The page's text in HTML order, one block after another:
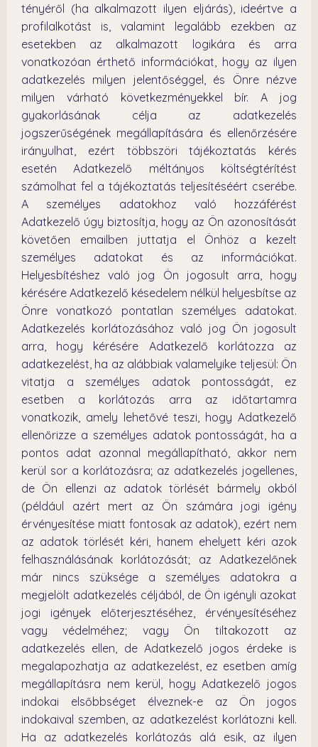
tényéről (ha alkalmazott ilyen eljárás), ideértve a
profilalkotást is, valamint legalább ezekben az
esetekben az alkalmazott logikára és arra
vonatkozóan érthető információkat, hogy az ilyen
adatkezelés milyen jelentőséggel, és Önre nézve
milyen várható következményekkel bír. A jog
gyakorlásának célja az adatkezelés
jogszerűségének megállapítására és ellenőrzésére
irányulhat, ezért többszöri tájékoztatás kérés
esetén Adatkezelő méltányos költségtérítést
számolhat fel a tájékoztatás teljesítéséért cserébe.
A személyes adatokhoz való hozzáférést
Adatkezelő úgy biztosítja, hogy az Ön azonosítását
követően emailben juttatja el Önhöz a kezelt
személyes adatokat és az információkat.
Helyesbítéshez való jog Ön jogosult arra, hogy
kérésére Adatkezelő késedelem nélkül helyesbítse az
Önre vonatkozó pontatlan személyes adatokat.
Adatkezelés korlátozásához való jog Ön jogosult
arra, hogy kérésére Adatkezelő korlátozza az
adatkezelést, ha az alábbiak valamelyike teljesül: Ön
vitatja a személyes adatok pontosságát, ez
esetben a korlátozás arra az időtartamra
vonatkozik, amely lehetővé teszi, hogy Adatkezelő
ellenőrizze a személyes adatok pontosságát, ha a
pontos adat azonnal megállapítható, akkor nem
kerül sor a korlátozásra; az adatkezelés jogellenes,
de Ön ellenzi az adatok törlését bármely okból
(például azért mert az Ön számára jogi igény
érvényesítése miatt fontosak az adatok), ezért nem
az adatok törlését kéri, hanem ehelyett kéri azok
felhasználásának korlátozását; az Adatkezelőnek
már nincs szüksége a személyes adatokra a
megjelölt adatkezelés céljából, de Ön igényli azokat
jogi igények előterjesztéséhez, érvényesítéséhez
vagy védelméhez; vagy Ön tiltakozott az
adatkezelés ellen, de Adatkezelő jogos érdeke is
megalapozhatja az adatkezelést, ez esetben amíg
megállapításra nem kerül, hogy Adatkezelő jogos
indokai elsőbbséget élveznek-e az Ön jogos
indokaival szemben, az adatkezelést korlátozni kell.
Ha az adatkezelés korlátozás alá esik, az ilyen